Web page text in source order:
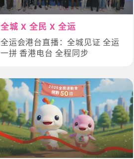
全城 X 全民 X 全运
全运会港台直播：全城见证 全运
一拼 香港电台 全程同步